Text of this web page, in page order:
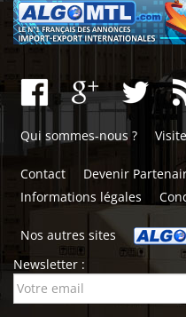
Qui sommes-nous ?
Contact Devenir
Informations légales
Nos autres sites
Newsletter :